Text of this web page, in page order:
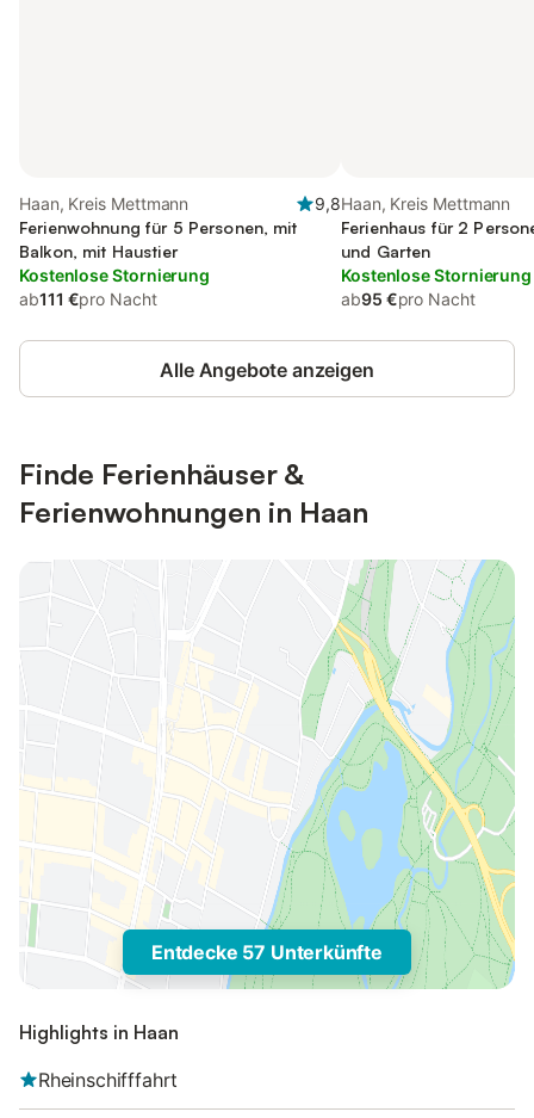
Haan, Kreis Mettmann
9,8
Ferienwohnung für 5 Personen, mit
Balkon, mit Haustier
Kostenlose Stornierung
ab111 €pro Nacht
Haan, Kreis Mettmann
Ferienhaus für 2
und Garten
Kostenlose Stornierung
ab95 €pro Nacht
Alle Angebote anzeigen
Finde Ferienhäuser &
Ferienwohnungen in Haan
Entdecke 57 Unterkünfte
Highlights in Haan
Rheinschifffahrt